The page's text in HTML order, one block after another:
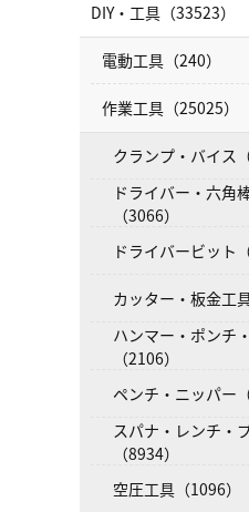
DIY・工具（33523）
電動工具（240）
作業工具（25025）
クランプ・バイス
ドライバー・六角
（3066）
ドライバービット
カッター・板金工
ハンマー・ポンチ
（2106）
ペンチ・ニッパー
スパナ・レンチ・
（8934）
空圧工具（1096）